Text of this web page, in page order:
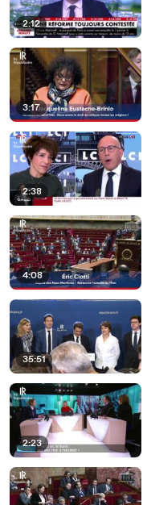
2:12
3:17
2:38
4:08
35:51
2:23